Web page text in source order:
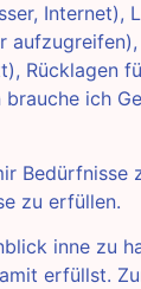
Rücklagen
ich
zu erfüllen.
inne zu
erfüllst.